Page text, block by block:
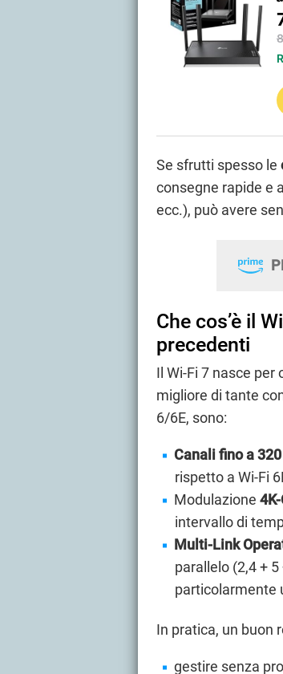
Se sfrutti spesso le
consegne rapide e
ecc.), può avere
Che cos’è il
precedenti
Il Wi-Fi 7 nasce per
migliore di tante
6/6E, sono:
Canali fino a
rispetto a Wi-Fi
Modulazione
intervallo di
Multi-Link
parallelo (2,4 +
particolarmente
In pratica, un buon
gestire senza